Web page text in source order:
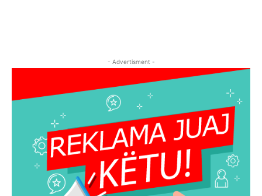
- Advertisment -